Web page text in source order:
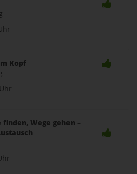
Kopf
Wege gehen –